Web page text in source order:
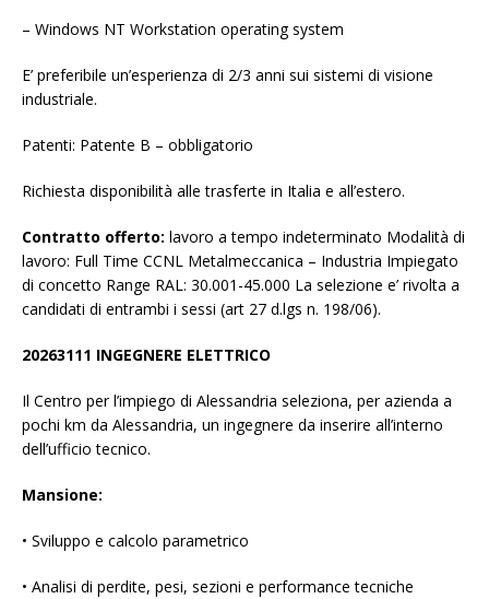
– Windows NT Workstation operating system
E’ preferibile un’esperienza di 2/3 anni sui sistemi di visione
industriale.
Patenti: Patente B – obbligatorio
Richiesta disponibilità alle trasferte in Italia e all’estero.
Contratto offerto: lavoro a tempo indeterminato Modalità di
lavoro: Full Time CCNL Metalmeccanica – Industria Impiegato
di concetto Range RAL: 30.001-45.000 La selezione e’ rivolta a
candidati di entrambi i sessi (art 27 d.lgs n. 198/06).
20263111 INGEGNERE ELETTRICO
Il Centro per l’impiego di Alessandria seleziona, per azienda a
pochi km da Alessandria, un ingegnere da inserire all’interno
dell’ufficio tecnico.
Mansione:
• Sviluppo e calcolo parametrico
• Analisi di perdite, pesi, sezioni e performance tecniche